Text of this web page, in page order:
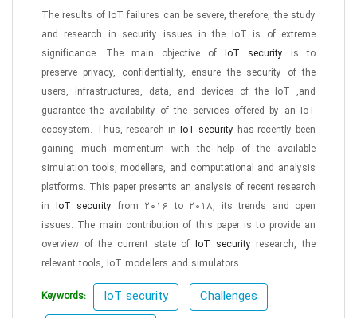
The results of IoT failures can be severe, therefore, the study
and research in security issues in the IoT is of extreme
significance. The main objective of IoT security is to
preserve privacy, confidentiality, ensure the security of the
users, infrastructures, data, and devices of the IoT ,and
guarantee the availability of the services offered by an IoT
ecosystem. Thus, research in IoT security has recently been
gaining much momentum with the help of the available
simulation tools, modellers, and computational and analysis
platforms. This paper presents an analysis of recent research
in IoT security from 2016 to 2018, its trends and open
issues. The main contribution of this paper is to provide an
overview of the current state of IoT security research, the
relevant tools, IoT modellers and simulators.
Keywords: IoT security
Challenges